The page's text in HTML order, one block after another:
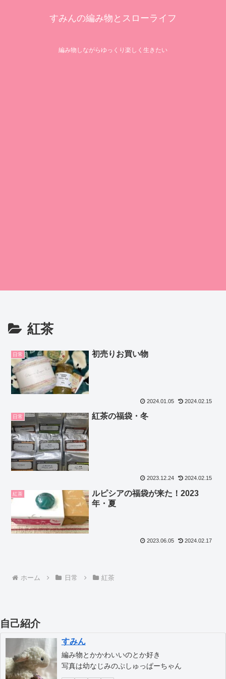
すみんの編み物とスローライフ
編み物しながらゆっくり楽しく生きたい
紅茶
日常 初売りお買い物
2024.01.05 2024.02.15
日常 紅茶の福袋・冬
2023.12.24 2024.02.15
紅茶
ルピシアの福袋が来た！2023
年・夏
2023.06.05 2024.02.17
ホーム 日常 紅茶
自己紹介
すみん
編み物とかかわいいのとか好き
写真は幼なじみのぷしゅっぱーちゃん